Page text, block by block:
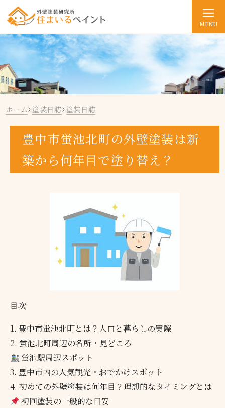
MENU
ホーム>塗装日誌>塗装日誌
豊中市蛍池北町の外壁塗装は新
築から何年目で塗り替え？
目次
1. 豊中市蛍池北町とは？人口と暮らしの実際
2. 蛍池北町周辺の名所・見どころ
蛍池駅周辺スポット
3. 豊中市内の人気観光・おでかけスポット
4. 初めての外壁塗装は何年目？理想的なタイミングとは
初回塗装の一般的な目安